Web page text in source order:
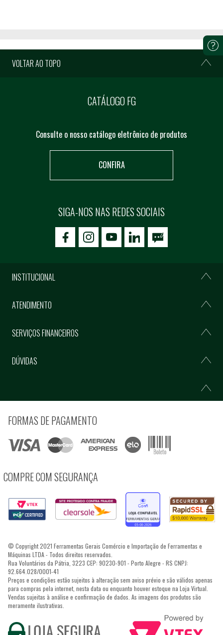
VOLTAR AO TOPO
CATÁLOGO FG
Consulte o nosso catálogo eletrônico de produtos
CONFIRA
SIGA-NOS NAS REDES SOCIAIS
icon-facebookicon-social02icon-social03
INSTITUCIONAL
ATENDIMENTO
SERVIÇOS FINANCEIROS
DÚVIDAS
FORMAS DE PAGAMENTO
COMPRE COM SEGURANÇA
© Copyright 2021 Ferramentas Gerais Comércio e Importação de Ferramentas e
Máquinas LTDA - Todos direitos reservados.
Rua Voluntários da Pátria, 3223 CEP: 90230-901 - Porto Alegre - RS CNPJ:
92.664.028/0001-41
Preços e condições estão sujeitos à alteração sem aviso prévio e são válidos apenas
para compras pela internet, nesta data ou enquanto houver estoque na Loja Virtual.
Vendas sujeitas à análise e confirmação de dados. As imagens dos produtos são
meramente ilustrativas.